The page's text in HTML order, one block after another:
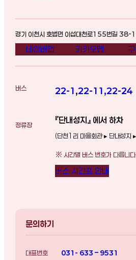
경기 이천시 호법면 이섭대천로155번길 38-
네이버맵 카카오맵
버스 22-1 ,22-11 ,22-24
정류장
『단내성지』 에서 하차
(단천1리 마을회관 ▸ 단내성지
※ 시간별 버스 번호가 다릅니
버스 시간표 안내
문의하기
대표번호 031- 633 – 9531